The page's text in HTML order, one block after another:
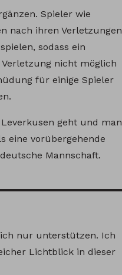
Spieler wie
nach ihren Verletzungen
sodass ein
nicht möglich
für einige Spieler
geht und man
eine vorübergehende
Mannschaft.
nur unterstützen. Ich
Lichtblick in dieser